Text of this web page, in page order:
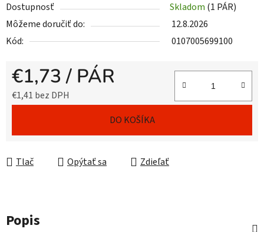
Dostupnosť Skladom (1 PÁR)
Môžeme doručiť do:
12.8.2026
Kód:
0107005699100
€1,73/ PÁR
€1,41 bez DPH
DO KOŠÍKA
Tlač Opýtať sa Zdieľať
Popis